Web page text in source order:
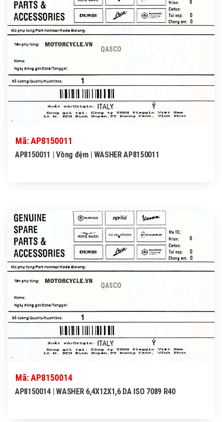
QASCO
Mã: AP8150011
AP8150011 | Vòng đệm | WASHER AP8150011
QASCO
Mã: AP8150014
AP8150014 | WASHER 6,4X12X1,6 DA ISO 7089 R40